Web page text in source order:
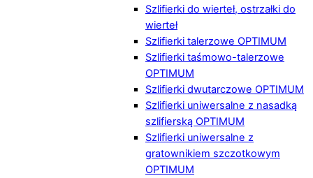
Szlifierki do wierteł, ostrzałki do
wierteł
Szlifierki talerzowe OPTIMUM
Szlifierki taśmowo-talerzowe
OPTIMUM
Szlifierki dwutarczowe OPTIMUM
Szlifierki uniwersalne z nasadką
szlifierską OPTIMUM
Szlifierki uniwersalne z
gratownikiem szczotkowym
OPTIMUM